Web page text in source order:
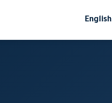
English